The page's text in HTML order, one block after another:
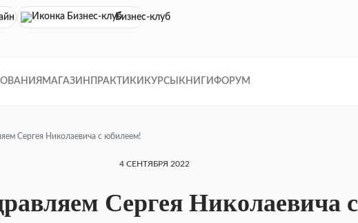
кинотеатр
Бизнес-клуб
МАГАЗИН ПРАКТИКИ КУРСЫ КНИГИ ФОРУМ
Сергея Николаевича с юбилеем!
4 СЕНТЯБРЯ 2022
Сергея Николаевича с